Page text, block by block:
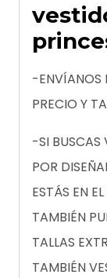
-ENVÍANOS
PRECIO Y
-SI BUSCAS
POR
ESTÁS EN
TAMBIÉN
TALLAS
TAMBIÉN